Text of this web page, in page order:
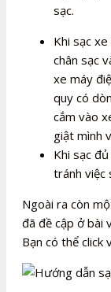
sạc.
Khi sạc
chân sạc
xe máy
quy có
cắm vào
giật mình
Khi sạc
tránh việc
Ngoài ra còn
đã đề cập ở bài
Bạn có thể click